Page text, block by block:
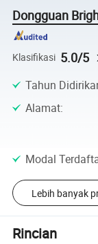
Dongguan
Klasifikasi 5.0/5
Tahun
Alamat:
Modal
Lebih banyak
Rincian